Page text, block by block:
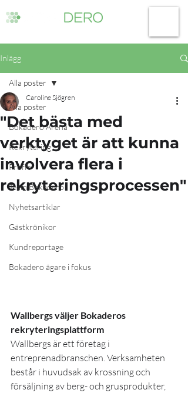
Inlägg
Alla poster
Bokadero Arena
Rekrytering
Proffs
Team Bokadero
Nyhetsartiklar
Gästkrönikor
Kundreportage
Bokadero ägare i fokus
Alla poster
"Det bästa med
verktyget är att kunna
involvera flera i
rekryteringsprocessen"
Caroline Sjögren
Wallbergs väljer Bokaderos
rekryteringsplattform
Wallbergs är ett företag i
entreprenadbranschen. Verksamheten
består i huvudsak av krossning och
försäljning av berg- och grusprodukter,